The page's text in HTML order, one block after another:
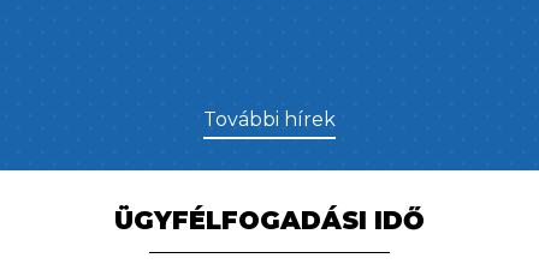
További hírek
ÜGYFÉLFOGADÁSI IDŐ